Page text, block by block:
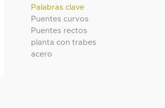
Palabras clave
Puentes curvos
Puentes rectos
planta con trabes
acero